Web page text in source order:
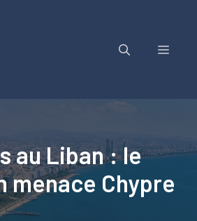
Menu
au Liban : le
menace Chypre